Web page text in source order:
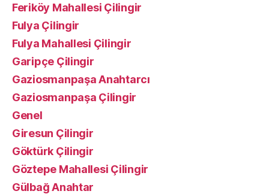
Feriköy Mahallesi Çilingir
Fulya Çilingir
Fulya Mahallesi Çilingir
Garipçe Çilingir
Gaziosmanpaşa Anahtarcı
Gaziosmanpaşa Çilingir
Genel
Giresun Çilingir
Göktürk Çilingir
Göztepe Mahallesi Çilingir
Gülbağ Anahtar